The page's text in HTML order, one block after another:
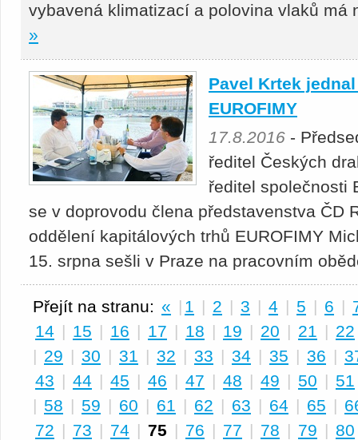
vybavená klimatizací a polovina vlaků má
»
Pavel Krtek
EUROFIMY
17.8.2016 -
ředitel Českých
ředitel společnosti
se v doprovodu člena představenstva ČD
oddělení kapitálových trhů EUROFIMY
15. srpna sešli v Praze na pracovním
Přejít na stranu: « | 1 | 2 | 3 | 4 | 5 | 6 |
14 | 15 | 16 | 17 | 18 | 19 | 20 | 21 | 22
| 29 | 30 | 31 | 32 | 33 | 34 | 35 | 36 |
43 | 44 | 45 | 46 | 47 | 48 | 49 | 50 | 51
| 58 | 59 | 60 | 61 | 62 | 63 | 64 | 65 |
72 | 73 | 74 | 75 | 76 | 77 | 78 | 79 | 80